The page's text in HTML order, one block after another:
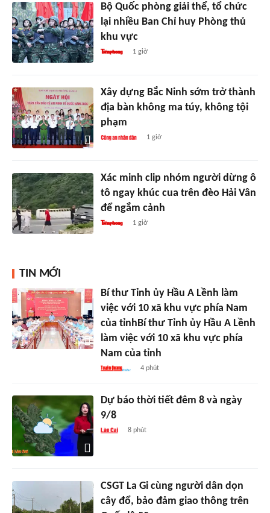
Bộ Quốc phòng giải thể, tổ chức
lại nhiều Ban Chỉ huy Phòng thủ
khu vực
1 giờ
Xây dựng Bắc Ninh sớm trở thành
địa bàn không ma túy, không tội
phạm
1 giờ
Xác minh clip nhóm người dừng ô
tô ngay khúc cua trên đèo Hải Vân
để ngắm cảnh
1 giờ
TIN MỚI
Bí thư Tỉnh ủy Hầu A Lềnh làm
việc với 10 xã khu vực phía Nam
của tỉnhBí thư Tỉnh ủy Hầu A Lềnh
làm việc với 10 xã khu vực phía
Nam của tỉnh
4 phút
Dự báo thời tiết đêm 8 và ngày
9/8
8 phút
CSGT La Gi cùng người dân dọn
cây đổ, bảo đảm giao thông trên